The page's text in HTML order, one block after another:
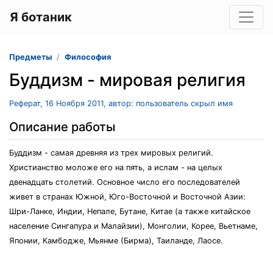
Я ботаник
Предметы Философия
Буддизм - мировая религия
Реферат, 16 Ноября 2011, автор: пользователь скрыл имя
Описание работы
Буддизм - самая древняя из трех мировых религий.
Христианство моложе его на пять, а ислам - на целых
двенадцать столетий. Основное число его последователей
живет в странах Южной, Юго-Восточной и Восточной Азии:
Шри-Ланке, Индии, Непале, Бутане, Китае (а также китайское
население Сингапура и Малайзии), Монголии, Корее, Вьетнаме,
Японии, Камбодже, Мьянме (Бирма), Таиланде, Лаосе.